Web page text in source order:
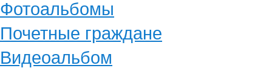
Фотоальбомы
Почетные граждане
Видеоальбом